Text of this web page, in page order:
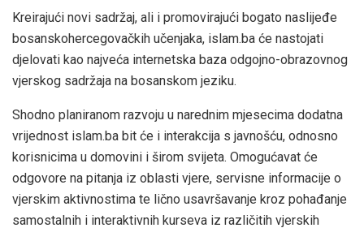
Kreirajući novi sadržaj, ali i promovirajući bogato naslijeđe
bosanskohercegovačkih učenjaka, islam.ba će nastojati
djelovati kao najveća internetska baza odgojno-obrazovnog
vjerskog sadržaja na bosanskom jeziku.
Shodno planiranom razvoju u narednim mjesecima dodatna
vrijednost islam.ba bit će i interakcija s javnošću, odnosno
korisnicima u domovini i širom svijeta. Omogućavat će
odgovore na pitanja iz oblasti vjere, servisne informacije o
vjerskim aktivnostima te lično usavršavanje kroz pohađanje
samostalnih i interaktivnih kurseva iz različitih vjerskih